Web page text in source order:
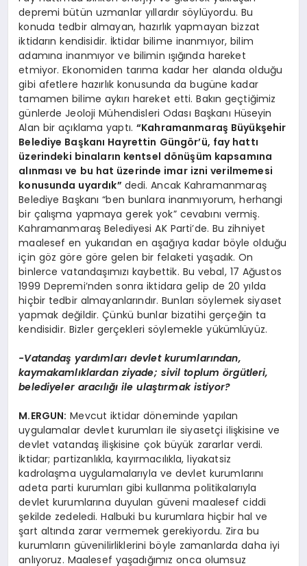
depremi bütün uzmanlar yıllardır söylüyordu. Bu
konuda tedbir almayan, hazırlık yapmayan bizzat
iktidarın kendisidir. İktidar bilime inanmıyor, bilim
adamına inanmıyor ve bilimin ışığında hareket
etmiyor. Ekonomiden tarıma kadar her alanda olduğu
gibi afetlere hazırlık konusunda da bugüne kadar
tamamen bilime aykırı hareket etti. Bakın geçtiğimiz
günlerde Jeoloji Mühendisleri Odası Başkanı Hüseyin
Alan bir açıklama yaptı. “Kahramanmaraş Büyükşehir
Belediye Başkanı Hayrettin Güngör’ü, fay hattı
üzerindeki binaların kentsel dönüşüm kapsamına
alınması ve bu hat üzerinde imar izni verilmemesi
konusunda uyardık” dedi. Ancak Kahramanmaraş
Belediye Başkanı “ben bunlara inanmıyorum, herhangi
bir çalışma yapmaya gerek yok” cevabını vermiş.
Kahramanmaraş Belediyesi AK Parti’de. Bu zihniyet
maalesef en yukarıdan en aşağıya kadar böyle olduğu
için göz göre göre gelen bir felaketi yaşadık. On
binlerce vatandaşımızı kaybettik. Bu vebal, 17 Ağustos
1999 Depremi’nden sonra iktidara gelip de 20 yılda
hiçbir tedbir almayanlarındır. Bunları söylemek siyaset
yapmak değildir. Çünkü bunlar bizatihi gerçeğin ta
kendisidir. Bizler gerçekleri söylemekle yükümlüyüz.
-Vatandaş yardımları devlet kurumlarından,
kaymakamlıklardan ziyade; sivil toplum örgütleri,
belediyeler aracılığı ile ulaştırmak istiyor?
M.ERGUN: Mevcut iktidar döneminde yapılan
uygulamalar devlet kurumları ile siyasetçi ilişkisine ve
devlet vatandaş ilişkisine çok büyük zararlar verdi.
İktidar; partizanlıkla, kayırmacılıkla, liyakatsiz
kadrolaşma uygulamalarıyla ve devlet kurumlarını
adeta parti kurumları gibi kullanma politikalarıyla
devlet kurumlarına duyulan güveni maalesef ciddi
şekilde zedeledi. Halbuki bu kurumlara hiçbir hal ve
şart altında zarar vermemek gerekiyordu. Zira bu
kurumların güvenilirliklerini böyle zamanlarda daha iyi
anlıyoruz. Maalesef yaşadığımız onca olumsuz